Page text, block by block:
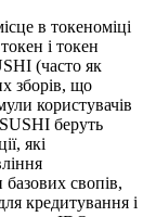
в токеноміці
і токен
(часто як
зборів, що
користувачів
беруть
які
свопів,
кредитування і